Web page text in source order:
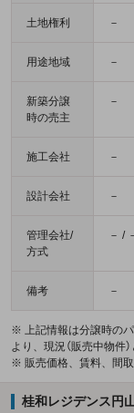
土地権利 －
用途地域 －
新築分譲
時の売主
－
施工会社 －
設計会社 －
管理会社/
方式
－ /
備考 －
※ 上記情報は分譲時の
より、現況（販売中物件
※ 販売価格、賃料、間
桂和レジデンス円